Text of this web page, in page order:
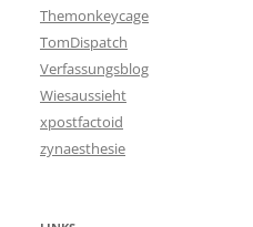
Themonkeycage
TomDispatch
Verfassungsblog
Wiesaussieht
xpostfactoid
zynaesthesie